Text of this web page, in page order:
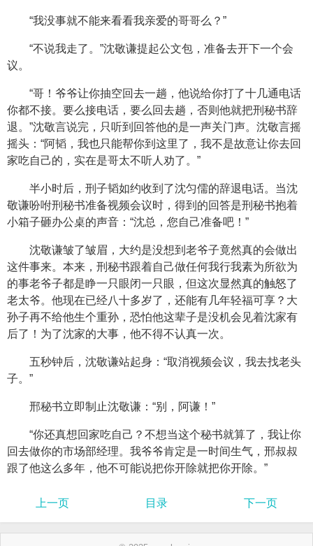
“我没事就不能来看看我亲爱的哥哥么？”
“不说我走了。”沈敬谦提起公文包，准备去开下一个会
议。
“哥！爷爷让你抽空回去一趟，他说给你打了十几通电话
你都不接。要么接电话，要么回去趟，否则他就把刑秘书辞
退。”沈敬言说完，只听到回答他的是一声关门声。沈敬言摇
摇头：“阿韬，我也只能帮你到这里了，我不是故意让你去回
家吃自己的，实在是哥太不听人劝了。”
半小时后，刑子韬如约收到了沈匀儒的辞退电话。当沈
敬谦吩咐刑秘书准备视频会议时，得到的回答是刑秘书抱着
小箱子砸办公桌的声音：“沈总，您自己准备吧！”
沈敬谦皱了皱眉，大约是没想到老爷子竟然真的会做出
这件事来。本来，刑秘书跟着自己做任何我行我素为所欲为
的事老爷子都是睁一只眼闭一只眼，但这次显然真的触怒了
老太爷。他现在已经八十多岁了，还能有几年轻福可享？大
孙子再不给他生个重孙，恐怕他这辈子是没机会见着沈家有
后了！为了沈家的大事，他不得不认真一次。
五秒钟后，沈敬谦站起身：“取消视频会议，我去找老头
子。”
邢秘书立即制止沈敬谦：“别，阿谦！”
“你还真想回家吃自己？不想当这个秘书就算了，我让你
回去做你的市场部经理。我爷爷肯定是一时间生气，邢叔叔
跟了他这么多年，他不可能说把你开除就把你开除。”
上一页 目录 下一页